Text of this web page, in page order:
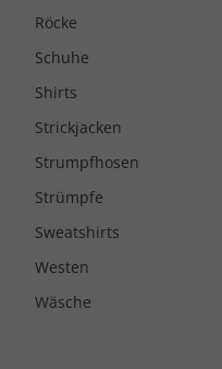
Röcke
Schuhe
Shirts
Strickjacken
Strumpfhosen
Strümpfe
Sweatshirts
Westen
Wäsche